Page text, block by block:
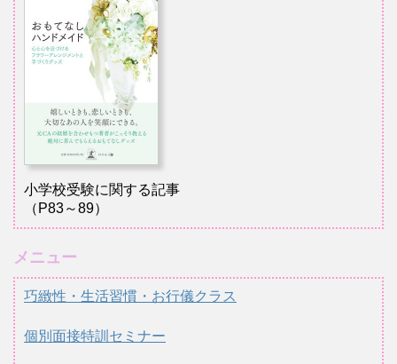
小学校受験に関する記事
（P83～89）
メニュー
巧緻性・生活習慣・お行儀クラス
個別面接特訓セミナー